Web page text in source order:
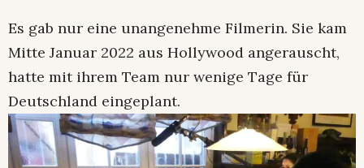
Es gab nur eine unangenehme Filmerin. Sie kam
Mitte Januar 2022 aus Hollywood angerauscht,
hatte mit ihrem Team nur wenige Tage für
Deutschland eingeplant.